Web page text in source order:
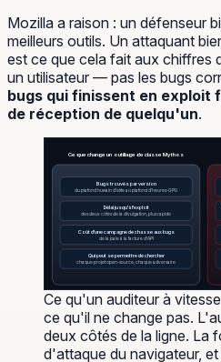
Mozilla a raison : un défenseur
meilleurs outils. Un attaquant
est ce que cela fait aux chiffres
un utilisateur — pas les bugs
bugs qui finissent en exploit
de réception de quelqu'un.
Ce que change un outillage de classe Mythos
Bugs trouvés par version
du plafond humain d'élite au plafond d'heures-GPU
Délai jusqu'à l'exploit
des deux côtés de la divulgation, plus rapide
Coût d'une campagne de chasse aux bugs
de la paie à la facture d'API
Qui peut se permettre de chercher
chaque projet open-source, chaque adversaire
Ce qu'un auditeur à
ce qu'il ne change pas.
deux côtés de la ligne. La
d'attaque du navigateur,